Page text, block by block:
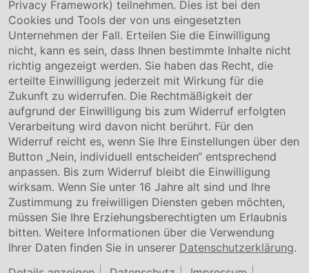
Service & Kontakt
Kontakt
Downloads
Garantiebedingungen
Zertifikate
Rechtliches
Impressum
AGB
Datenschutz
Cookie Einstellung
Privacy Framework) teilnehmen. Dies ist bei den
Cookies und Tools der von uns eingesetzten
Unternehmen der Fall. Erteilen Sie die Einwilligung
nicht, kann es sein, dass Ihnen bestimmte Inhalte nicht
richtig angezeigt werden. Sie haben das Recht, die
erteilte Einwilligung jederzeit mit Wirkung für die
Zukunft zu widerrufen. Die Rechtmäßigkeit der
aufgrund der Einwilligung bis zum Widerruf erfolgten
Verarbeitung wird davon nicht berührt. Für den
Widerruf reicht es, wenn Sie Ihre Einstellungen über den
Button „Nein, individuell entscheiden“ entsprechend
anpassen. Bis zum Widerruf bleibt die Einwilligung
wirksam. Wenn Sie unter 16 Jahre alt sind und Ihre
Zustimmung zu freiwilligen Diensten geben möchten,
müssen Sie Ihre Erziehungsberechtigten um Erlaubnis
bitten. Weitere Informationen über die Verwendung
Ihrer Daten finden Sie in unserer Datenschutzerklärung.